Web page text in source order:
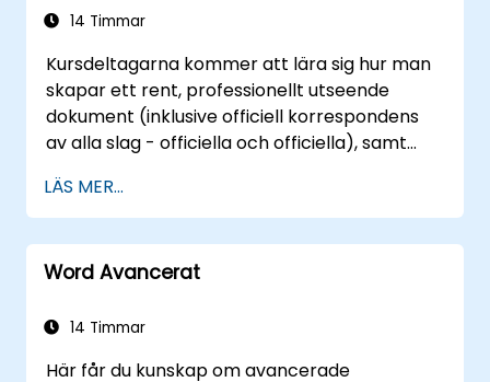
14 Timmar
Kursdeltagarna kommer att lära sig hur man
skapar ett rent, professionellt utseende
dokument (inklusive officiell korrespondens
av alla slag - officiella och officiella), samt
mekanismerna som möjliggör ett transparent
informationsflöde i både de kortare och
längre dokumenten.
LÄS MER...
Word Avancerat
14 Timmar
Här får du kunskap om avancerade